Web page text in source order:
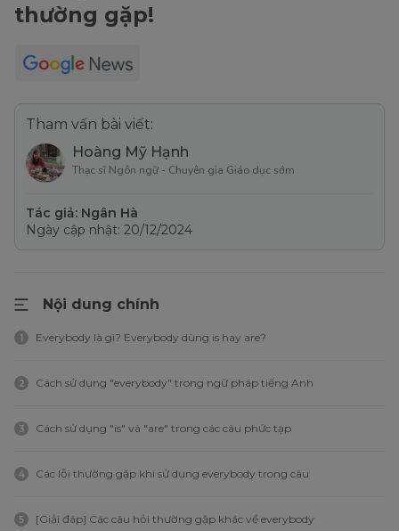
thường gặp!
Tham vấn bài viết:
Hoàng Mỹ Hạnh
Thạc sĩ Ngôn ngữ - Chuyên gia Giáo dục sớm
Tác giả: Ngân Hà
Ngày cập nhật: 20/12/2024
Nội dung chính
1 Everybody là gì? Everybody dùng is hay are?
2 Cách sử dụng "everybody" trong ngữ pháp tiếng Anh
3 Cách sử dụng "is" và "are" trong các câu phức tạp
4 Các lỗi thường gặp khi sử dụng everybody trong câu
5 [Giải đáp] Các câu hỏi thường gặp khác về everybody